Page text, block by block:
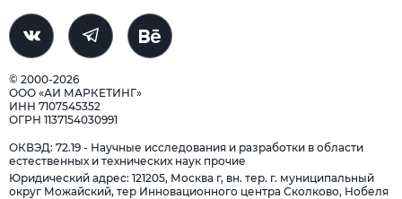
© 2000-2026
ООО «АИ МАРКЕТИНГ»
ИНН 7107545352
ОГРН 1137154030991
ОКВЭД: 72.19 - Научные исследования и разработки в области
естественных и технических наук прочие
Юридический адрес: 121205, Москва г, вн. тер. г. муниципальный
округ Можайский, тер Инновационного центра Сколково, Нобеля